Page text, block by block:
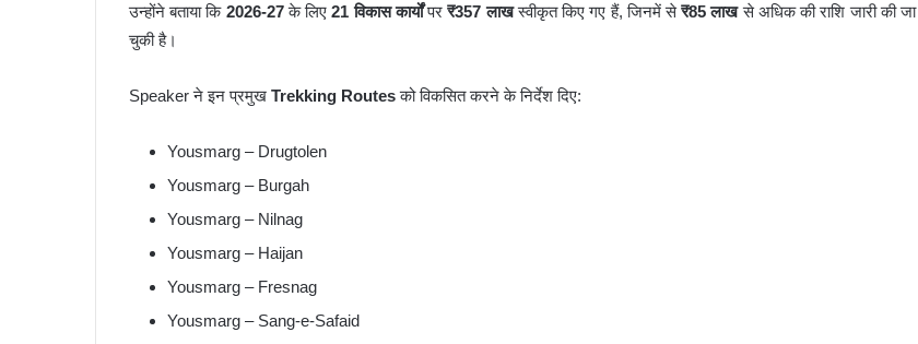
उन्होंने बताया कि 2026-27के लिए21 विकास कार्योंपर₹357 लाखस्वीकृत किए गए हैं, जिनमें से₹85 लाखसे अधिक की राशि जारी की जा
चुकी है।
Speaker ने इन प्रमुख Trekking Routesको विकसित करने के निर्देश दिए:
Yousmarg – Drugtolen
Yousmarg – Burgah
Yousmarg – Nilnag
Yousmarg – Haijan
Yousmarg – Fresnag
Yousmarg – Sang-e-Safaid